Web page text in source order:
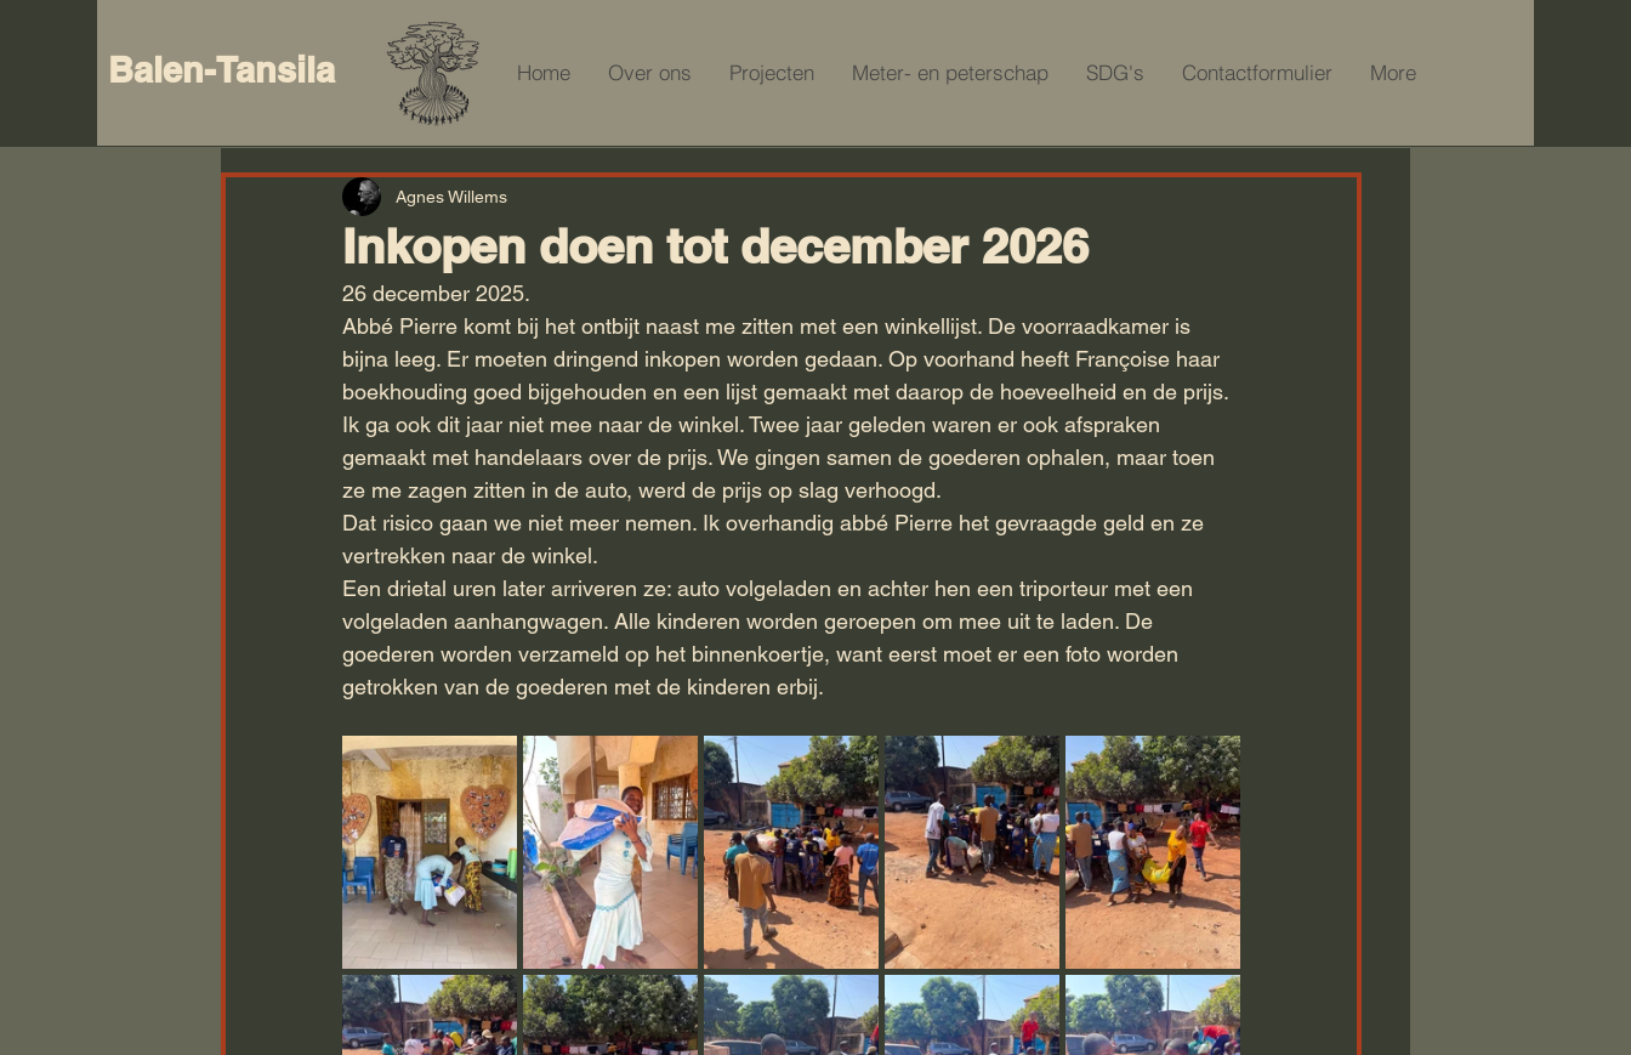
Balen-Tansila Home Over ons Projecten Meter- en peterschap SDG's Contactformulier More
Inkopen doen tot december 2026
Agnes Willems
26 december 2025.
Abbé Pierre komt bij het ontbijt naast me zitten met een winkellijst. De voorraadkamer is
bijna leeg. Er moeten dringend inkopen worden gedaan. Op voorhand heeft Françoise haar
boekhouding goed bijgehouden en een lijst gemaakt met daarop de hoeveelheid en de prijs.
Ik ga ook dit jaar niet mee naar de winkel. Twee jaar geleden waren er ook afspraken
gemaakt met handelaars over de prijs. We gingen samen de goederen ophalen, maar toen
ze me zagen zitten in de auto, werd de prijs op slag verhoogd.
Dat risico gaan we niet meer nemen. Ik overhandig abbé Pierre het gevraagde geld en ze
vertrekken naar de winkel.
Een drietal uren later arriveren ze: auto volgeladen en achter hen een triporteur met een
volgeladen aanhangwagen. Alle kinderen worden geroepen om mee uit te laden. De
goederen worden verzameld op het binnenkoertje, want eerst moet er een foto worden
getrokken van de goederen met de kinderen erbij.